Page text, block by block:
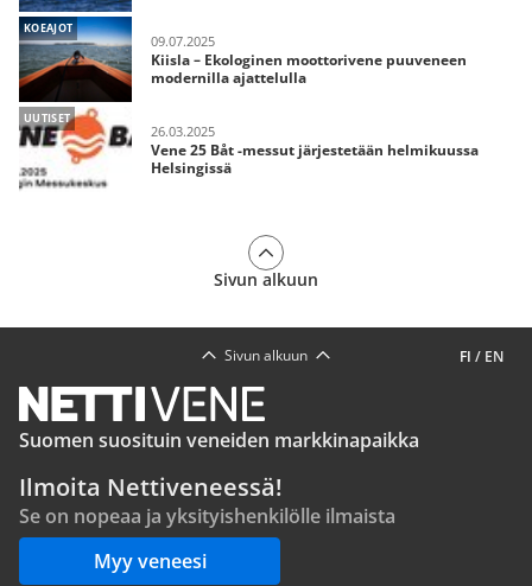
KOEAJOT
09.07.2025
Kiisla – Ekologinen moottorivene puuveneen
modernilla ajattelulla
UUTISET
26.03.2025
Vene 25 Båt -messut järjestetään helmikuussa
Helsingissä
Sivun alkuun
FI / EN
Sivun alkuun
Suomen suosituin veneiden markkinapaikka
Ilmoita Nettiveneessä!
Se on nopeaa ja yksityishenkilölle ilmaista
Myy veneesi